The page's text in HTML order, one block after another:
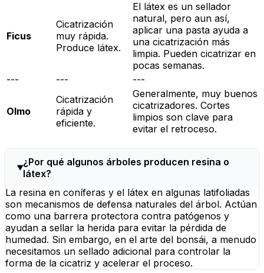
Ficus
Cicatrización
muy rápida.
Produce látex.
El látex es un sellador
natural, pero aun así,
aplicar una pasta ayuda a
una cicatrización más
limpia. Pueden cicatrizar en
pocas semanas.
---
--- ---
Olmo
Cicatrización
rápida y
eficiente.
Generalmente, muy buenos
cicatrizadores. Cortes
limpios son clave para
evitar el retroceso.
¿Por qué algunos árboles producen resina o
látex?
La resina en coníferas y el látex en algunas latifoliadas
son mecanismos de defensa naturales del árbol. Actúan
como una barrera protectora contra patógenos y
ayudan a sellar la herida para evitar la pérdida de
humedad. Sin embargo, en el arte del bonsái, a menudo
necesitamos un sellado adicional para controlar la
forma de la cicatriz y acelerar el proceso.